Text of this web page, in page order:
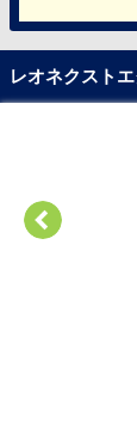
レオネクスト